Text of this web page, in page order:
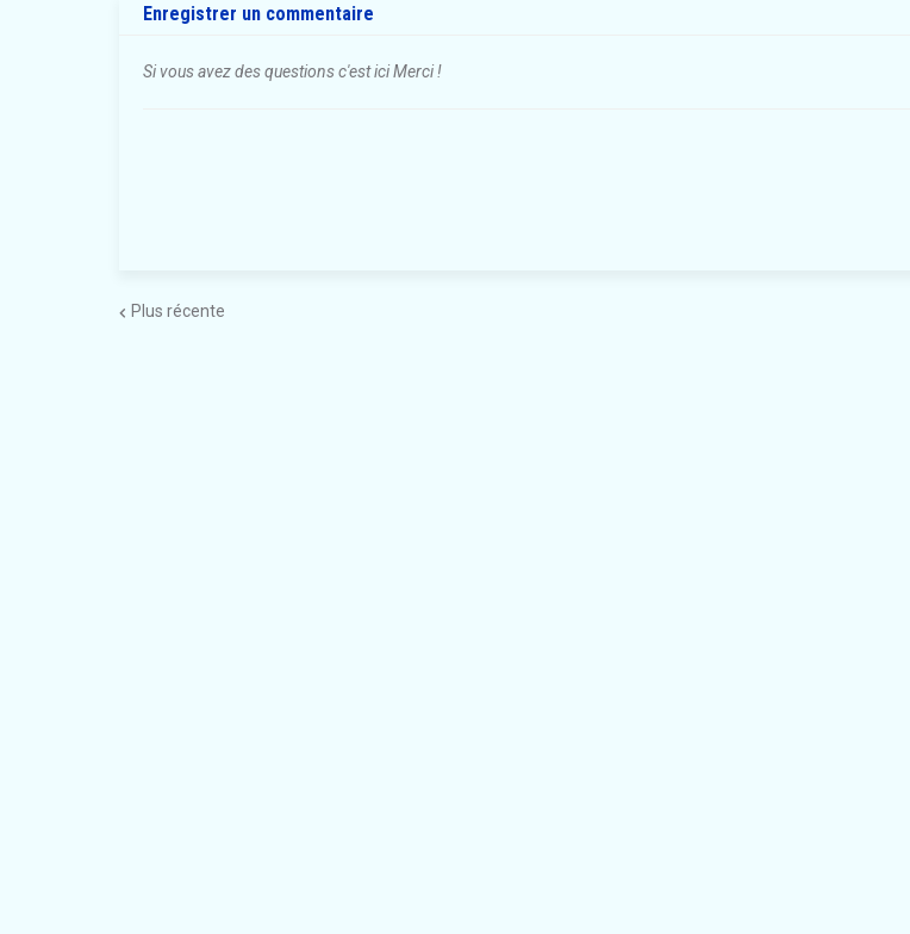
Enregistrer un commentaire
Si vous avez des questions c'est ici Merci !
Plus récente